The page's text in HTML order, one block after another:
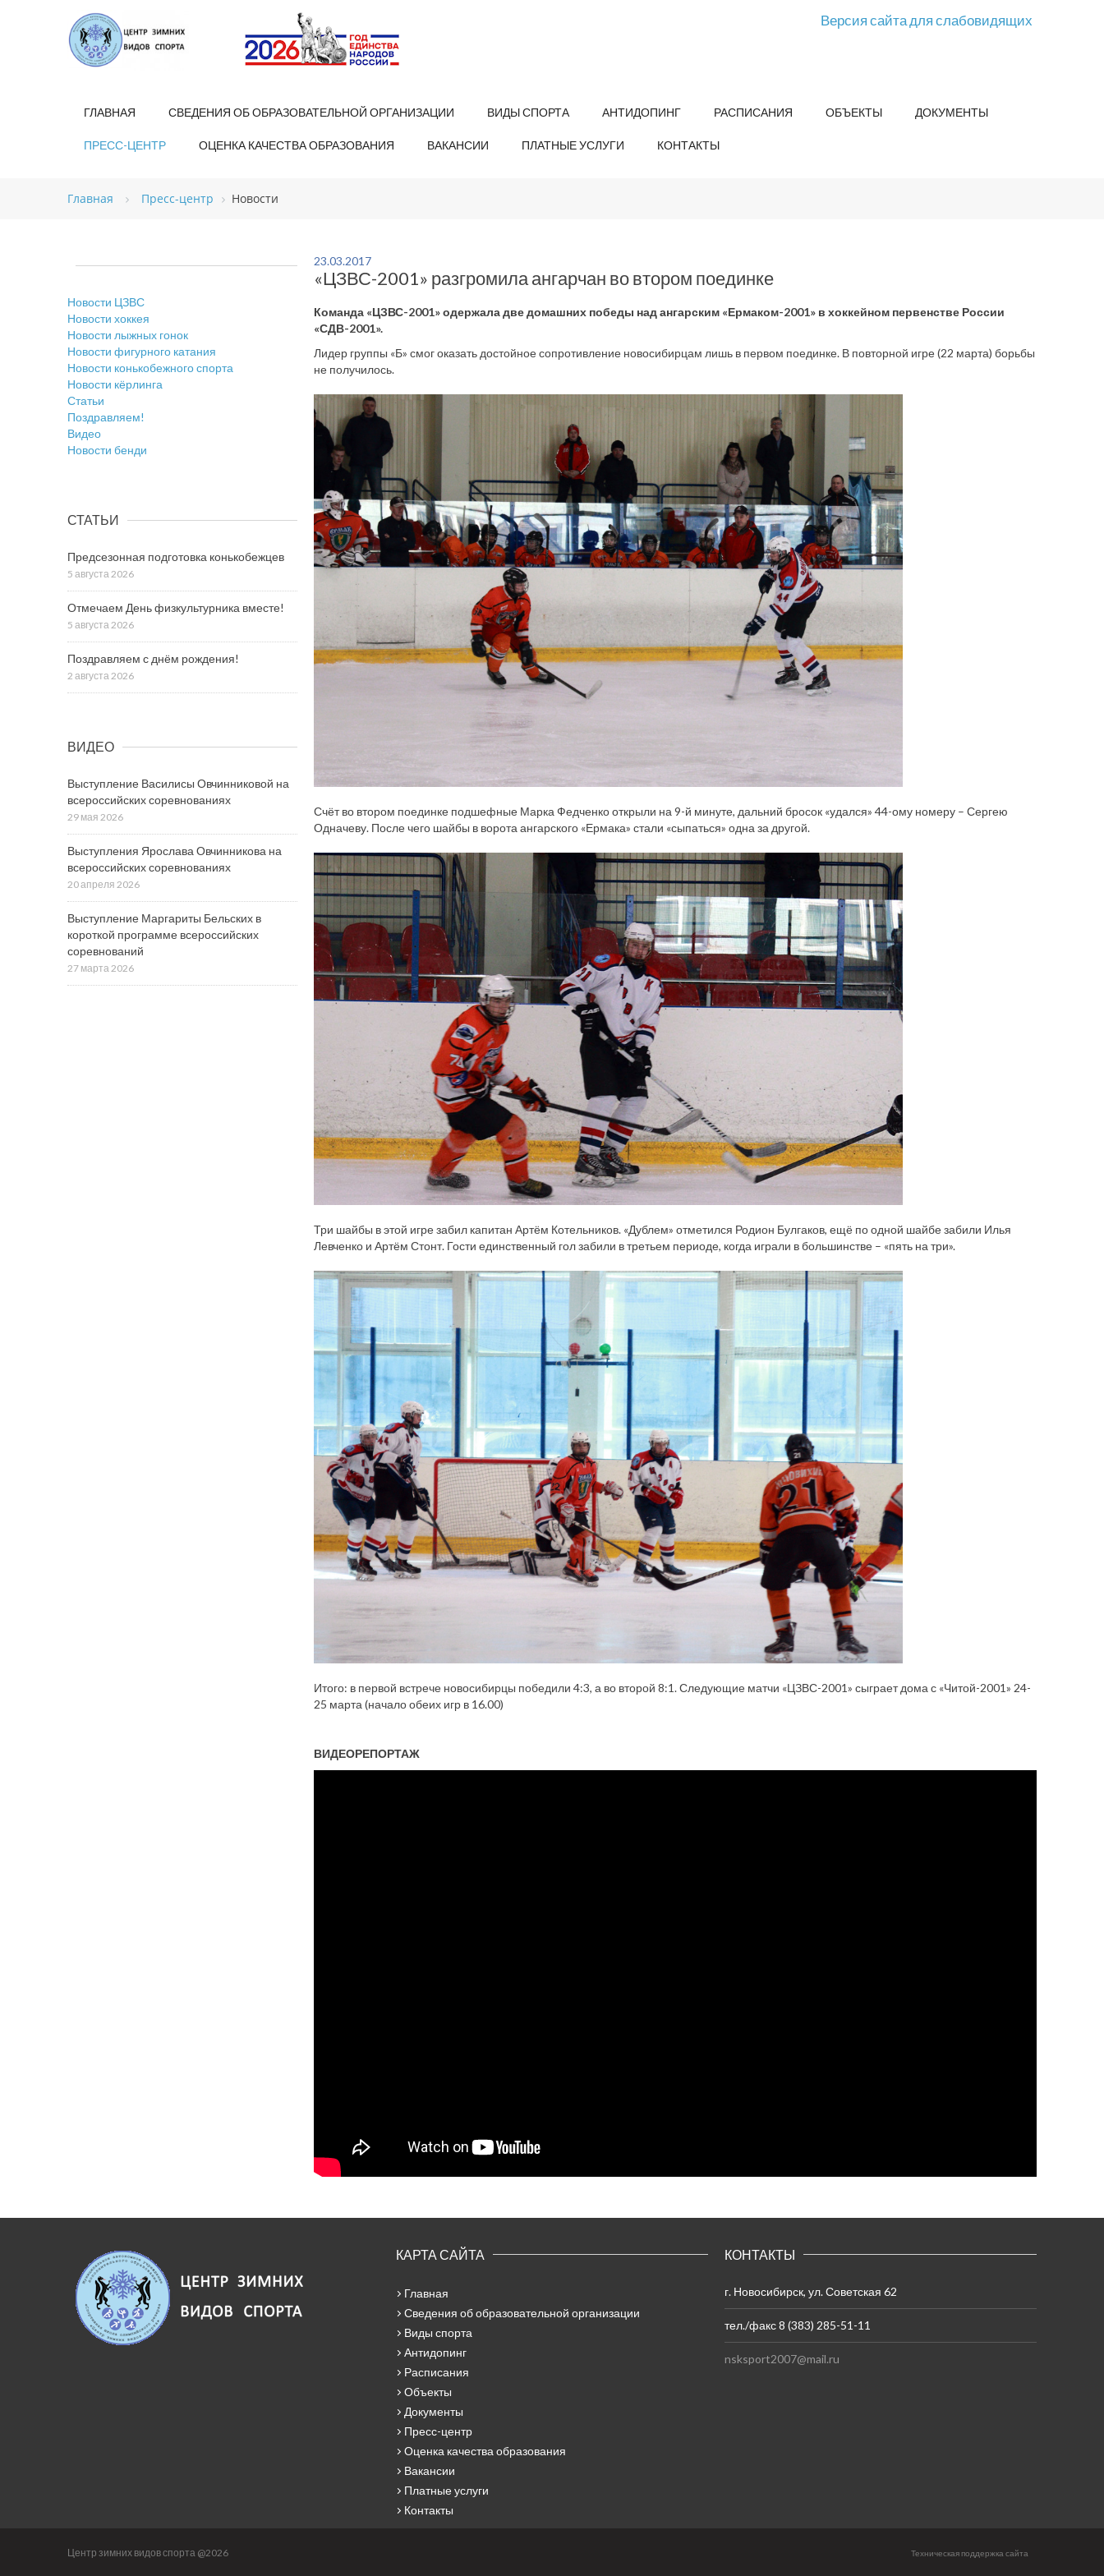
Версия сайта для слабовидящих
ГЛАВНАЯ СВЕДЕНИЯ ОБ ОБРАЗОВАТЕЛЬНОЙ ОРГАНИЗАЦИИ ВИДЫ СПОРТА АНТИДОПИНГ РАСПИСАНИЯ ОБЪЕКТЫ ДОКУМЕНТЫ
ПРЕСС-ЦЕНТР ОЦЕНКА КАЧЕСТВА ОБРАЗОВАНИЯ ВАКАНСИИ ПЛАТНЫЕ УСЛУГИ КОНТАКТЫ
Главная Пресс-центр Новости
23.03.2017
«ЦЗВС-2001» разгромила ангарчан во втором поединке
Команда «ЦЗВС-2001» одержала две домашних победы над ангарским «Ермаком-2001» в хоккейном первенстве России
«СДВ-2001».
Лидер группы «Б» смог оказать достойное сопротивление новосибирцам лишь в первом поединке. В повторной игре (22 марта) борьбы
не получилось.
Счёт во втором поединке подшефные Марка Федченко открыли на 9-й минуте, дальний бросок «удался» 44-ому номеру – Сергею
Одначеву. После чего шайбы в ворота ангарского «Ермака» стали «сыпаться» одна за другой.
Три шайбы в этой игре забил капитан Артём Котельников. «Дублем» отметился Родион Булгаков, ещё по одной шайбе забили Илья
Левченко и Артём Стонт. Гости единственный гол забили в третьем периоде, когда играли в большинстве – «пять на три».
Итого: в первой встрече новосибирцы победили 4:3, а во второй 8:1. Следующие матчи «ЦЗВС-2001» сыграет дома с «Читой-2001» 24-
25 марта (начало обеих игр в 16.00)
ВИДЕОРЕПОРТАЖ
Новости ЦЗВС
Новости хоккея
Новости лыжных гонок
Новости фигурного катания
Новости конькобежного спорта
Новости кёрлинга
Статьи
Поздравляем!
Видео
Новости бенди
СТАТЬИ
Предсезонная подготовка конькобежцев
5 августа 2026
Отмечаем День физкультурника вместе!
5 августа 2026
Поздравляем с днём рождения!
2 августа 2026
ВИДЕО
Выступление Василисы Овчинниковой на
всероссийских соревнованиях
29 мая 2026
Выступления Ярослава Овчинникова на
всероссийских соревнованиях
20 апреля 2026
Выступление Маргариты Бельских в
короткой программе всероссийских
соревнований
27 марта 2026
КАРТА САЙТА
Главная
Сведения об образовательной организации
Виды спорта
Антидопинг
Расписания
Объекты
Документы
Пресс-центр
Оценка качества образования
Вакансии
Платные услуги
Контакты
КОНТАКТЫ
г. Новосибирск, ул. Советская 62
тел./факс 8 (383) 285-51-11
nsksport2007@mail.ru
Центр зимних видов спорта @2026 Техническая поддержка сайта